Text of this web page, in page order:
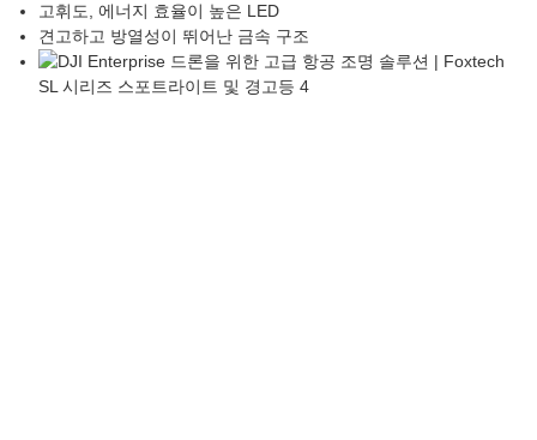
고휘도, 에너지 효율이 높은 LED
견고하고 방열성이 뛰어난 금속 구조